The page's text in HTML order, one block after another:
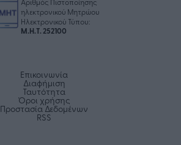
Αριθμός Πιστοποίησης
ηλεκτρονικού Μητρώου
Ηλεκτρονικού Τύπου:
Μ.Η.Τ. 252100
Επικοινωνία
Διαφήμιση
Ταυτότητα
Όροι χρήσης
Προστασία Δεδομένων
RSS